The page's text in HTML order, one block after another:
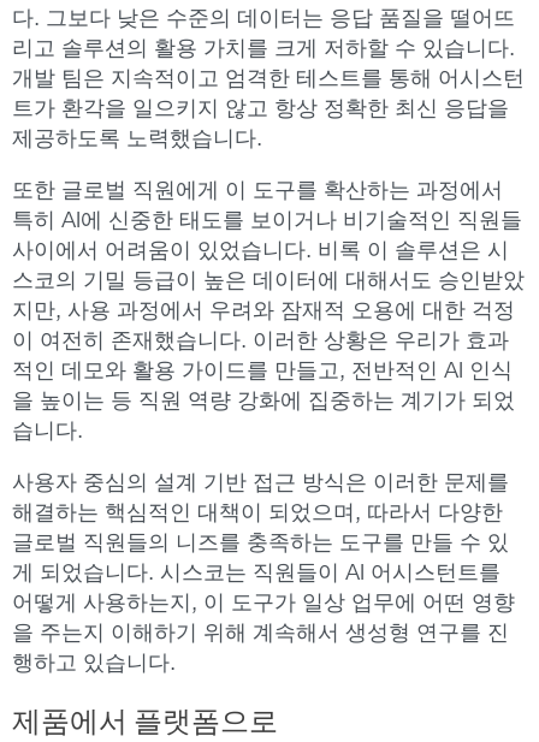
다. 그보다 낮은 수준의 데이터는 응답 품질을 떨어뜨
리고 솔루션의 활용 가치를 크게 저하할 수 있습니다.
개발 팀은 지속적이고 엄격한 테스트를 통해 어시스턴
트가 환각을 일으키지 않고 항상 정확한 최신 응답을
제공하도록 노력했습니다.
또한 글로벌 직원에게 이 도구를 확산하는 과정에서
특히 AI에 신중한 태도를 보이거나 비기술적인 직원들
사이에서 어려움이 있었습니다. 비록 이 솔루션은 시
스코의 기밀 등급이 높은 데이터에 대해서도 승인받았
지만, 사용 과정에서 우려와 잠재적 오용에 대한 걱정
이 여전히 존재했습니다. 이러한 상황은 우리가 효과
적인 데모와 활용 가이드를 만들고, 전반적인 AI 인식
을 높이는 등 직원 역량 강화에 집중하는 계기가 되었
습니다.
사용자 중심의 설계 기반 접근 방식은 이러한 문제를
해결하는 핵심적인 대책이 되었으며, 따라서 다양한
글로벌 직원들의 니즈를 충족하는 도구를 만들 수 있
게 되었습니다. 시스코는 직원들이 AI 어시스턴트를
어떻게 사용하는지, 이 도구가 일상 업무에 어떤 영향
을 주는지 이해하기 위해 계속해서 생성형 연구를 진
행하고 있습니다.
제품에서 플랫폼으로